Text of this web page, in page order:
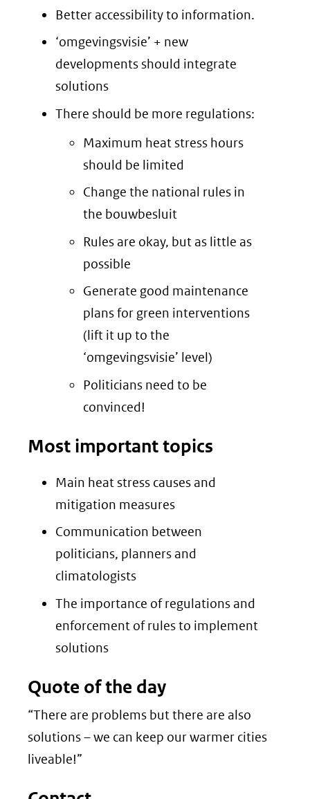
Better accessibility to information.
‘omgevingsvisie’ + new
developments should integrate
solutions
There should be more regulations:
Maximum heat stress hours
should be limited
Change the national rules in
the bouwbesluit
Rules are okay, but as little as
possible
Generate good maintenance
plans for green interventions
(lift it up to the
‘omgevingsvisie’ level)
Politicians need to be
convinced!
Most important topics
Main heat stress causes and
mitigation measures
Communication between
politicians, planners and
climatologists
The importance of regulations and
enforcement of rules to implement
solutions
Quote of the day
“There are problems but there are also
solutions – we can keep our warmer cities
liveable!”